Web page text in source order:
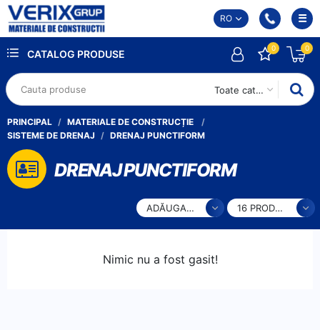
RO
CATALOG PRODUSE
Toate categoriile
0 0
PRINCIPAL
MATERIALE DE CONSTRUCȚIE
SISTEME DE DRENAJ
DRENAJ PUNCTIFORM
DRENAJ PUNCTIFORM
ADĂUGARE 16 PRODUSE
Nimic nu a fost gasit!